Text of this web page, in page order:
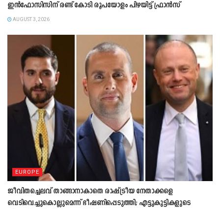
ഇൻഫോസിസിന് രണ്ട് കോടി രൂപയോളം പിഴയിട്ട് ഫ്രാൻസ്
AUGUST 3, 2026
EUROPE
ജീവിതച്ചെലവ് താങ്ങാനാകാതെ രാഷ്ട്രീയ നേതാക്കളെ
വെടിവെച്ചുകൊല്ലുമെന്ന് ഭീഷണിപ്പെടുത്തി; എട്ടുകുട്ടികളുടെ